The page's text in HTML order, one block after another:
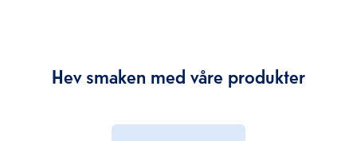
Hev smaken med våre produkter